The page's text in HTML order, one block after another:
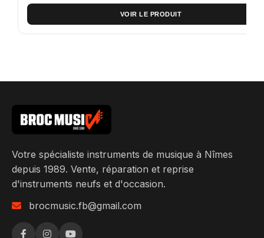
VOIR LE PRODUIT
Votre spécialiste instruments de musique à Nîmes
depuis 1989. Vente, réparation et reprise
d'instruments neufs et d'occasion.
brocmusic.fb@gmail.com